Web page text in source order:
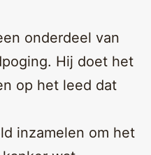
onderdeel van
Hij doet het
op het leed dat
inzamelen om het